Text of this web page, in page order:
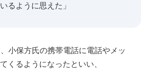
るように思えた」
小保方氏の携帯電話に電話やメッ
くるようになったといい、